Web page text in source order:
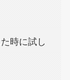
時に試し